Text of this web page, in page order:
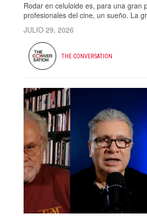
Rodar en celuloide es, para una gran
profesionales del cine, un sueño. La
JULIO 29, 2026
THE CONVERSATION